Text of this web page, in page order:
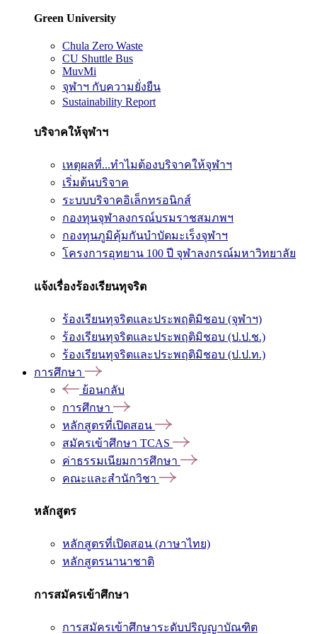
Green University
Chula Zero Waste
CU Shuttle Bus
MuvMi
จุฬาฯ กับความยั่งยืน
Sustainability Report
บริจาคให้จุฬาฯ
เหตุผลที่...ทำไมต้องบริจาคให้จุฬาฯ
เริ่มต้นบริจาค
ระบบบริจาคอิเล็กทรอนิกส์
กองทุนจุฬาลงกรณ์บรมราชสมภพฯ
กองทุนภูมิคุ้มกันบำบัดมะเร็งจุฬาฯ
โครงการอุทยาน 100 ปี จุฬาลงกรณ์มหาวิทยาลัย
แจ้งเรื่องร้องเรียนทุจริต
ร้องเรียนทุจริตและประพฤติมิชอบ (จุฬาฯ)
ร้องเรียนทุจริตและประพฤติมิชอบ (ป.ป.ช.)
ร้องเรียนทุจริตและประพฤติมิชอบ (ป.ป.ท.)
การศึกษา
ย้อนกลับ
การศึกษา
หลักสูตรที่เปิดสอน
สมัครเข้าศึกษา TCAS
ค่าธรรมเนียมการศึกษา
คณะและสำนักวิชา
หลักสูตร
หลักสูตรที่เปิดสอน (ภาษาไทย)
หลักสูตรนานาชาติ
การสมัครเข้าศึกษา
การสมัครเข้าศึกษาระดับปริญญาบัณฑิต